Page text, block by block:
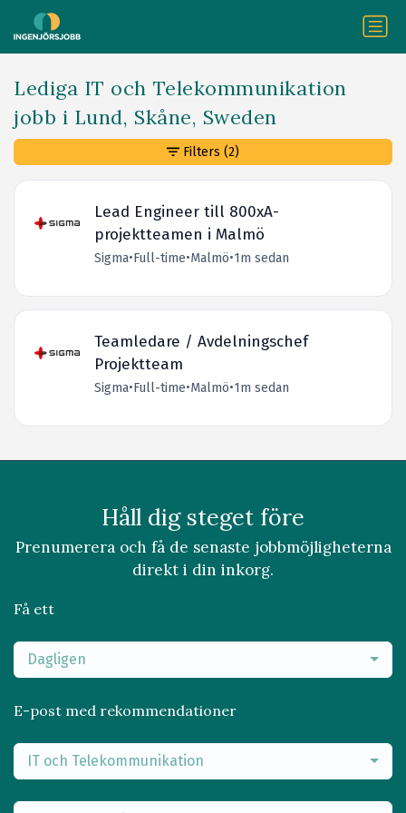
Lediga IT och Telekommunikation
jobb i Lund, Skåne, Sweden
Lead Engineer till 800xA-
projektteamen i Malmö
Sigma•Full-time•Malmö•1m sedan
Teamledare / Avdelningschef
Projektteam
Sigma•Full-time•Malmö•1m sedan
Filters (2)
Håll dig steget före
Prenumerera och få de senaste jobbmöjligheterna
direkt i din inkorg.
Få ett
Dagligen
E-post med rekommendationer
IT och Telekommunikation